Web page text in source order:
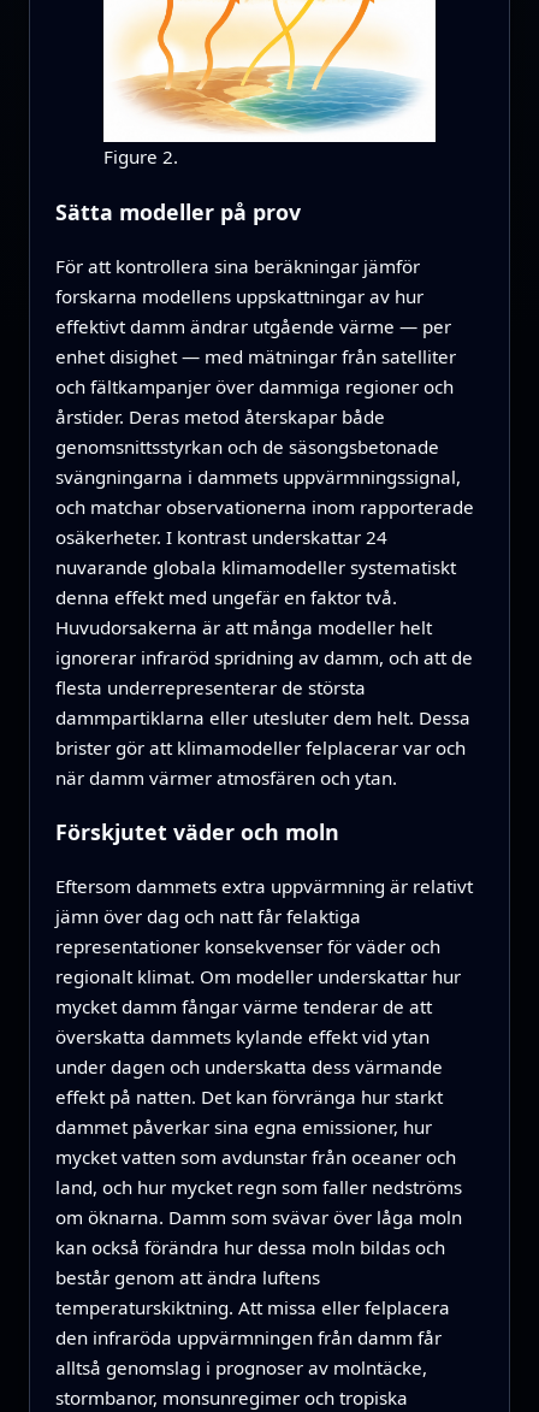
Figure 2.
Sätta modeller på prov
För att kontrollera sina beräkningar jämför
forskarna modellens uppskattningar av hur
effektivt damm ändrar utgående värme — per
enhet disighet — med mätningar från satelliter
och fältkampanjer över dammiga regioner och
årstider. Deras metod återskapar både
genomsnittsstyrkan och de säsongsbetonade
svängningarna i dammets uppvärmningssignal,
och matchar observationerna inom rapporterade
osäkerheter. I kontrast underskattar 24
nuvarande globala klimamodeller systematiskt
denna effekt med ungefär en faktor två.
Huvudorsakerna är att många modeller helt
ignorerar infraröd spridning av damm, och att de
flesta underrepresenterar de största
dammpartiklarna eller utesluter dem helt. Dessa
brister gör att klimamodeller felplacerar var och
när damm värmer atmosfären och ytan.
Förskjutet väder och moln
Eftersom dammets extra uppvärmning är relativt
jämn över dag och natt får felaktiga
representationer konsekvenser för väder och
regionalt klimat. Om modeller underskattar hur
mycket damm fångar värme tenderar de att
överskatta dammets kylande effekt vid ytan
under dagen och underskatta dess värmande
effekt på natten. Det kan förvränga hur starkt
dammet påverkar sina egna emissioner, hur
mycket vatten som avdunstar från oceaner och
land, och hur mycket regn som faller nedströms
om öknarna. Damm som svävar över låga moln
kan också förändra hur dessa moln bildas och
består genom att ändra luftens
temperaturskiktning. Att missa eller felplacera
den infraröda uppvärmningen från damm får
alltså genomslag i prognoser av molntäcke,
stormbanor, monsunregimer och tropiska